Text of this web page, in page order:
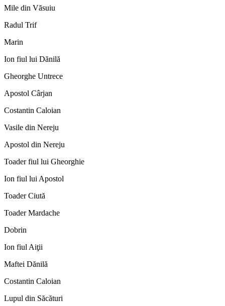
Mile din Văsuiu
Radul Trif
Marin
Ion fiul lui Dănilă
Gheorghe Untrece
Apostol Cârjan
Costantin Caloian
Vasile din Nereju
Apostol din Nereju
Toader fiul lui Gheorghie
Ion fiul lui Apostol
Toader Ciută
Toader Mardache
Dobrin
Ion fiul Aiţii
Maftei Dănilă
Costantin Caloian
Lupul din Săcături